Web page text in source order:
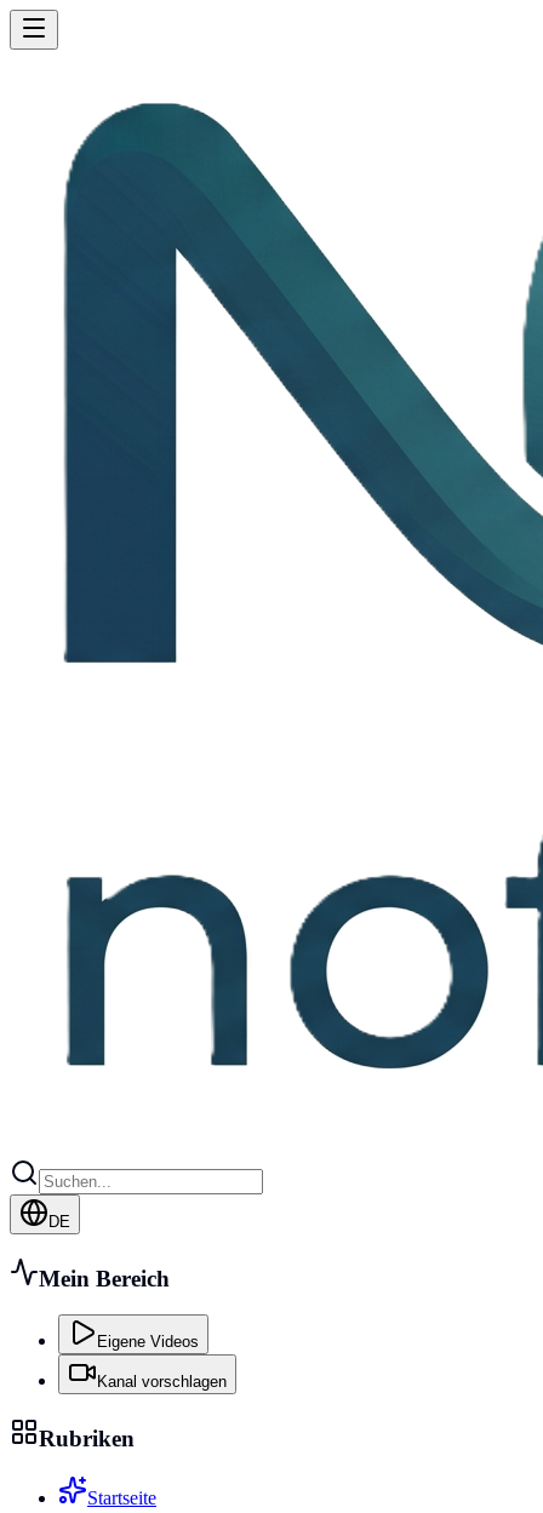
DE
Mein Bereich
Eigene Videos
Kanal vorschlagen
Rubriken
Startseite